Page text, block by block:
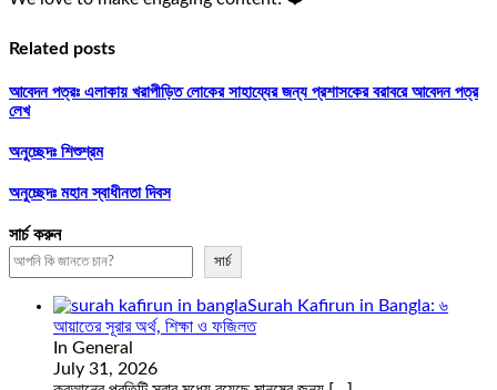
Related posts
আবেদন পত্রঃ এলাকায় খরাপীড়িত লোকের সাহায্যের জন্য প্রশাসকের বরাবরে আবেদন পত্র
লেখ
অনুচ্ছেদঃ শিশুশ্রম
অনুচ্ছেদঃ মহান স্বাধীনতা দিবস
সার্চ করুন
সার্চ
Surah Kafirun in Bangla: ৬
আয়াতের সূরার অর্থ, শিক্ষা ও ফজিলত
In General
July 31, 2026